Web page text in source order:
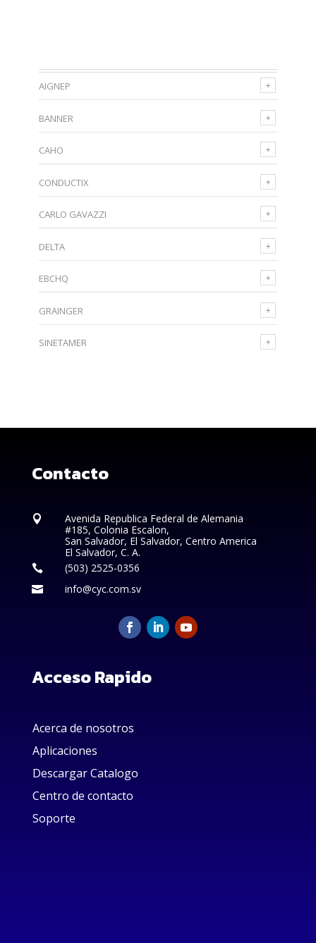
AIGNEP
BANNER
CAHO
CONDUCTIX
CARLO GAVAZZI
DELTA
EBCHQ
GRAINGER
SINETAMER
Contacto

Avenida Republica Federal de Alemania
#185, Colonia Escalon,
San Salvador, El Salvador, Centro America
El Salvador, C. A.
 (503) 2525-0356
 info@cyc.com.sv
Acceso Rapido
Acerca de nosotros
Aplicaciones
Descargar Catalogo
Centro de contacto
Soporte